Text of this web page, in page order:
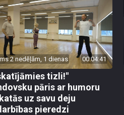
2 nedēļām, 1 dienas 00:04:41
tizli!"
pāris ar humoru
uz savu deju
pieredzi